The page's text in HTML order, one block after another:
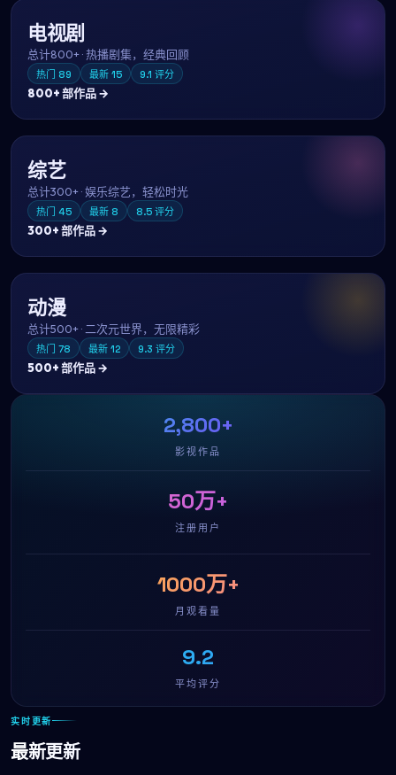
电视剧
总计800+·热播剧集，经典回顾
热门 89 最新 15 9.1 评分
800+部作品 →
综艺
总计300+·娱乐综艺，轻松时光
热门 45 最新 8 8.5 评分
300+部作品 →
动漫
总计500+· 二次元世界，无限精彩
热门 78 最新 12 9.3 评分
500+部作品 →
2,800+
影视作品
50万+
注册用户
1000万+
月观看量
9.2
平均评分
实时更新
最新更新